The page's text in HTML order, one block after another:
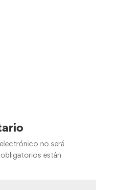
no será
están